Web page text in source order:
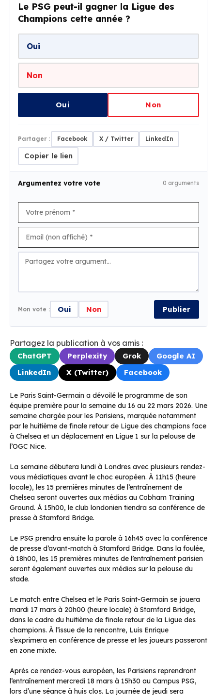
Le PSG peut-il gagner la Ligue des
Champions cette année ?
Oui
Non
Oui Non
Partager : Facebook X / Twitter LinkedIn
Copier le lien
Argumentez votre vote 0 arguments
Mon vote : Oui Non Publier
Partagez la publication à vos amis :
ChatGPT Perplexity Grok
Google AI
LinkedIn
X (Twitter) Facebook
Le Paris Saint-Germain a dévoilé le programme de son
équipe première pour la semaine du 16 au 22 mars 2026. Une
semaine chargée pour les Parisiens, marquée notamment
par le huitième de finale retour de Ligue des champions face
à Chelsea et un déplacement en Ligue 1 sur la pelouse de
l’OGC Nice.
La semaine débutera lundi à Londres avec plusieurs rendez-
vous médiatiques avant le choc européen. À 11h15 (heure
locale), les 15 premières minutes de l’entraînement de
Chelsea seront ouvertes aux médias au Cobham Training
Ground. À 15h00, le club londonien tiendra sa conférence de
presse à Stamford Bridge.
Le PSG prendra ensuite la parole à 16h45 avec la conférence
de presse d’avant-match à Stamford Bridge. Dans la foulée,
à 18h00, les 15 premières minutes de l’entraînement parisien
seront également ouvertes aux médias sur la pelouse du
stade.
Le match entre Chelsea et le Paris Saint-Germain se jouera
mardi 17 mars à 20h00 (heure locale) à Stamford Bridge,
dans le cadre du huitième de finale retour de la Ligue des
champions. À l’issue de la rencontre, Luis Enrique
s’exprimera en conférence de presse et les joueurs passeront
en zone mixte.
Après ce rendez-vous européen, les Parisiens reprendront
l’entraînement mercredi 18 mars à 15h30 au Campus PSG,
lors d’une séance à huis clos. La journée de jeudi sera